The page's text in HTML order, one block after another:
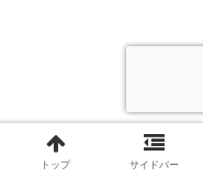
トップ サイドバー